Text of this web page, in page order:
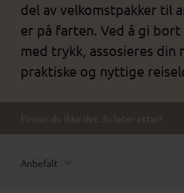
del av velkomstpakker til
er på farten. Ved å gi
med trykk, assosieres din
praktiske og nyttige
Finner du ikke det du leter etter?
Anbefalt